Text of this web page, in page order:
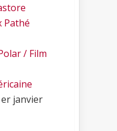
Pathé
/ Film
janvier